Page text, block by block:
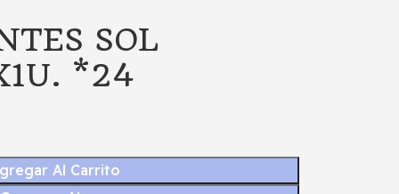
SOL
*24
Al Carrito